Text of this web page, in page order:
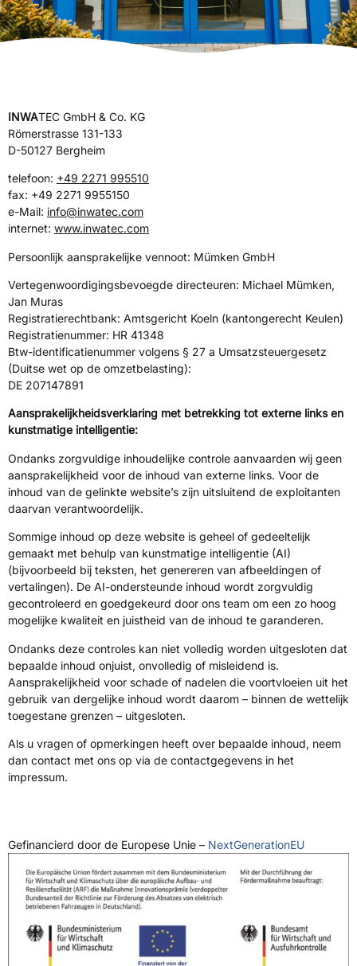
INWATEC GmbH & Co. KG
Römerstrasse 131-133
D-50127 Bergheim
telefoon: +49 2271 995510
fax: +49 2271 9955150
e-Mail: info@inwatec.com
internet: www.inwatec.com
Persoonlijk aansprakelijke vennoot: Mümken GmbH
Vertegenwoordigingsbevoegde directeuren: Michael Mümken,
Jan Muras
Registratierechtbank: Amtsgericht Koeln (kantongerecht Keulen)
Registratienummer: HR 41348
Btw-identificatienummer volgens § 27 a Umsatzsteuergesetz
(Duitse wet op de omzetbelasting):
DE 207147891
Aansprakelijkheidsverklaring met betrekking tot externe links en
kunstmatige intelligentie:
Ondanks zorgvuldige inhoudelijke controle aanvaarden wij geen
aansprakelijkheid voor de inhoud van externe links. Voor de
inhoud van de gelinkte website’s zijn uitsluitend de exploitanten
daarvan verantwoordelijk.
Sommige inhoud op deze website is geheel of gedeeltelijk
gemaakt met behulp van kunstmatige intelligentie (AI)
(bijvoorbeeld bij teksten, het genereren van afbeeldingen of
vertalingen). De AI-ondersteunde inhoud wordt zorgvuldig
gecontroleerd en goedgekeurd door ons team om een zo hoog
mogelijke kwaliteit en juistheid van de inhoud te garanderen.
Ondanks deze controles kan niet volledig worden uitgesloten dat
bepaalde inhoud onjuist, onvolledig of misleidend is.
Aansprakelijkheid voor schade of nadelen die voortvloeien uit het
gebruik van dergelijke inhoud wordt daarom – binnen de wettelijk
toegestane grenzen – uitgesloten.
Als u vragen of opmerkingen heeft over bepaalde inhoud, neem
dan contact met ons op via de contactgegevens in het
impressum.
Gefinancierd door de Europese Unie – NextGenerationEU